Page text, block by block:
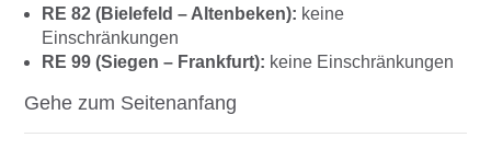
RE 82 (Bielefeld – Altenbeken): keine
Einschränkungen
RE 99 (Siegen – Frankfurt): keine Einschränkungen
Gehe zum Seitenanfang